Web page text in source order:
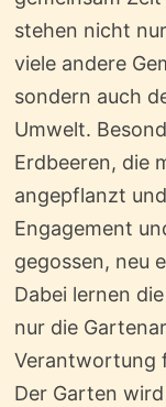
stehen nicht
viele andere
sondern auch
Umwelt.
Erdbeeren, die
angepflanzt
Engagement
gegossen, neu
Dabei lernen
nur die
Verantwortung
Der Garten